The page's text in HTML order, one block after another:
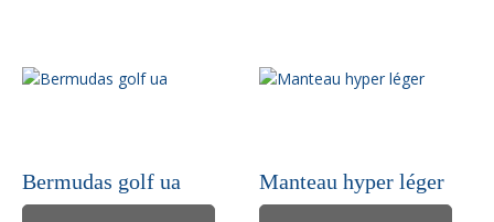
Bermudas golf ua Manteau hyper léger